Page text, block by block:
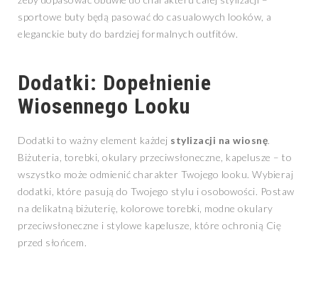
sportowe buty będą pasować do casualowych looków, a
eleganckie buty do bardziej formalnych outfitów.
Dodatki: Dopełnienie
Wiosennego Looku
Dodatki to ważny element każdej stylizacji na wiosnę.
Biżuteria, torebki, okulary przeciwsłoneczne, kapelusze – to
wszystko może odmienić charakter Twojego looku. Wybieraj
dodatki, które pasują do Twojego stylu i osobowości. Postaw
na delikatną biżuterię, kolorowe torebki, modne okulary
przeciwsłoneczne i stylowe kapelusze, które ochronią Cię
przed słońcem.